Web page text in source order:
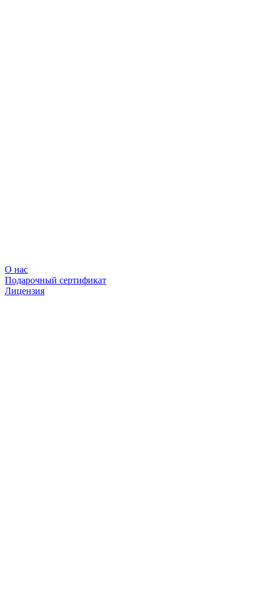
О нас
Подарочный сертификат
Лицензия